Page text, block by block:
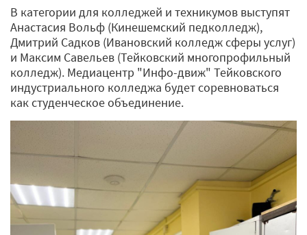
В категории для колледжей и техникумов выступят
Анастасия Вольф (Кинешемский педколледж),
Дмитрий Садков (Ивановский колледж сферы услуг)
и Максим Савельев (Тейковский многопрофильный
колледж). Медиацентр "Инфо-движ" Тейковского
индустриального колледжа будет соревноваться
как студенческое объединение.